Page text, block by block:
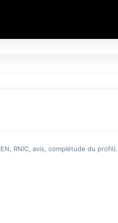
RNIC, avis, complétude du profil).